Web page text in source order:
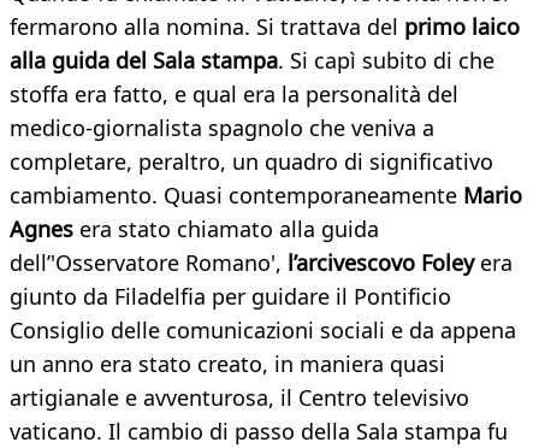
fermarono alla nomina. Si trattava del primo laico
alla guida del Sala stampa. Si capì subito di che
stoffa era fatto, e qual era la personalità del
medico-giornalista spagnolo che veniva a
completare, peraltro, un quadro di significativo
cambiamento. Quasi contemporaneamente Mario
Agnes era stato chiamato alla guida
dell’'Osservatore Romano', l’arcivescovo Foley era
giunto da Filadelfia per guidare il Pontificio
Consiglio delle comunicazioni sociali e da appena
un anno era stato creato, in maniera quasi
artigianale e avventurosa, il Centro televisivo
vaticano. Il cambio di passo della Sala stampa fu